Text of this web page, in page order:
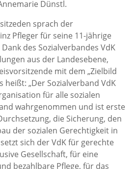
Dünstl.
sprach der
Pfleger für seine 11-jährige
des Sozialverbandes VdK
aus der Landesebene,
mit dem „Zielbild
heißt: „Der Sozialverband VdK
für alle sozialen
wahrgenommen und ist erste
die Sicherung, den
der sozialen Gerechtigkeit in
sich der VdK für gerechte
Gesellschaft, für eine
bezahlbare Pflege, für das